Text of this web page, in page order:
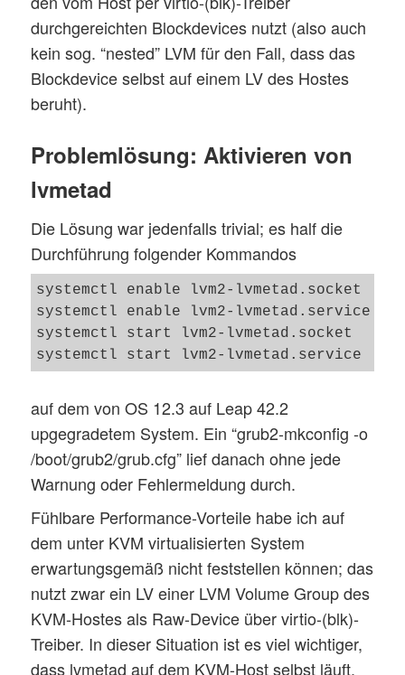
durchgereichten Blockdevices nutzt (also auch
kein sog. “nested” LVM für den Fall, dass das
Blockdevice selbst auf einem LV des Hostes
beruht).
Problemlösung: Aktivieren von
lvmetad
Die Lösung war jedenfalls trivial; es half die
Durchführung folgender Kommandos
systemctl enable lvm2-lvmetad.socket
systemctl enable lvm2-lvmetad.service
systemctl start lvm2-lvmetad.socket
auf dem von OS 12.3 auf Leap 42.2
upgegradetem System. Ein “grub2-mkconfig -o
/boot/grub2/grub.cfg” lief danach ohne jede
Warnung oder Fehlermeldung durch.
Fühlbare Performance-Vorteile habe ich auf
dem unter KVM virtualisierten System
erwartungsgemäß nicht feststellen können; das
nutzt zwar ein LV einer LVM Volume Group des
KVM-Hostes als Raw-Device über virtio-(blk)-
Treiber. In dieser Situation ist es viel wichtiger,
dass lvmetad auf dem KVM-Host selbst läuft.